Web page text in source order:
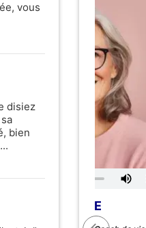
vous
disiez
bien
MARIE